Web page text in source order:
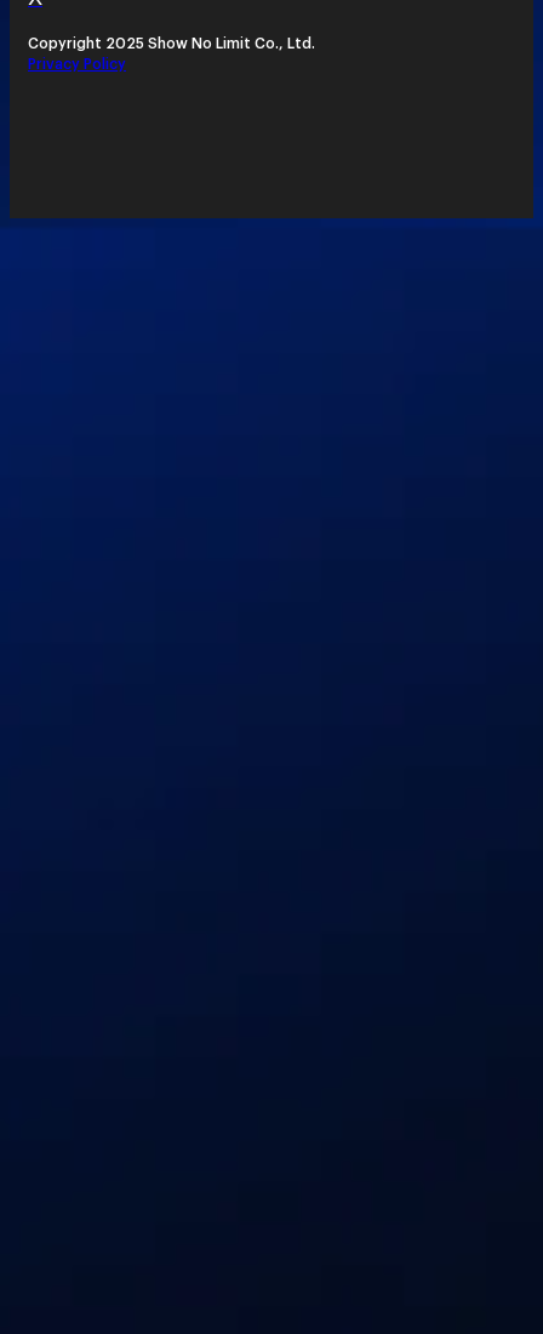
Copyright 2025 Show No Limit Co., Ltd.
Privacy Policy